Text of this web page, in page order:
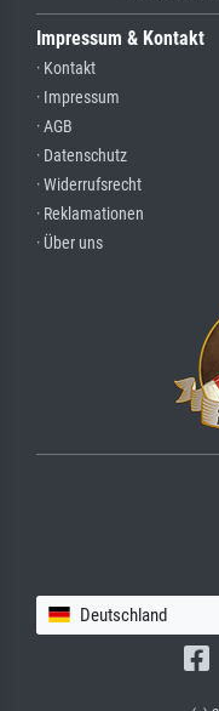
Impressum & Kontakt
· Kontakt
· Impressum
· AGB
· Datenschutz
· Widerrufsrecht
· Reklamationen
· Über uns
Deutschland